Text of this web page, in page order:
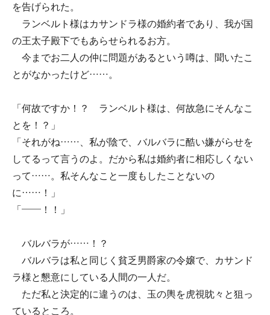
を告げられた。
ランベルト様はカサンドラ様の婚約者であり、我が国
の王太子殿下でもあらせられるお方。
今までお二人の仲に問題があるという噂は、聞いたこ
とがなかったけど……。
「何故ですか！？ ランベルト様は、何故急にそんなこ
とを！？」
「それがね……、私が陰で、バルバラに酷い嫌がらせを
してるって言うのよ。だから私は婚約者に相応しくない
って……。私そんなこと一度もしたことないの
に……！」
「――！！」
バルバラが……！？
バルバラは私と同じく貧乏男爵家の令嬢で、カサンド
ラ様と懇意にしている人間の一人だ。
ただ私と決定的に違うのは、玉の輿を虎視眈々と狙っ
ているところ。